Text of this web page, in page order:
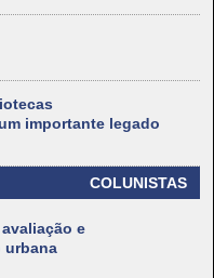
importante legado
COLUNISTAS
e
urbana